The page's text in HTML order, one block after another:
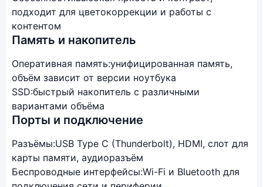
подходит для цветокоррекции и работы с
контентом
Память и накопитель
Оперативная память:унифицированная память,
объём зависит от версии ноутбука
SSD:быстрый накопитель с различными
вариантами объёма
Порты и подключение
Разъёмы:USB Type C (Thunderbolt), HDMI, слот для
карты памяти, аудиоразъём
Беспроводные интерфейсы:Wi-Fi и Bluetooth для